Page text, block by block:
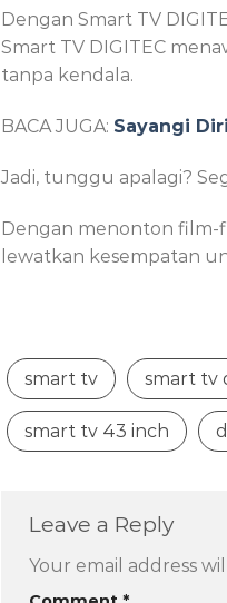
Dengan Smart TV
Smart TV DIGITEC
tanpa kendala.
BACA JUGA: Sayangi
Jadi, tunggu apalagi?
Dengan menonton film-
lewatkan kesempatan
smart tv smart tv
smart tv 43 inch
Leave a Reply
Your email address